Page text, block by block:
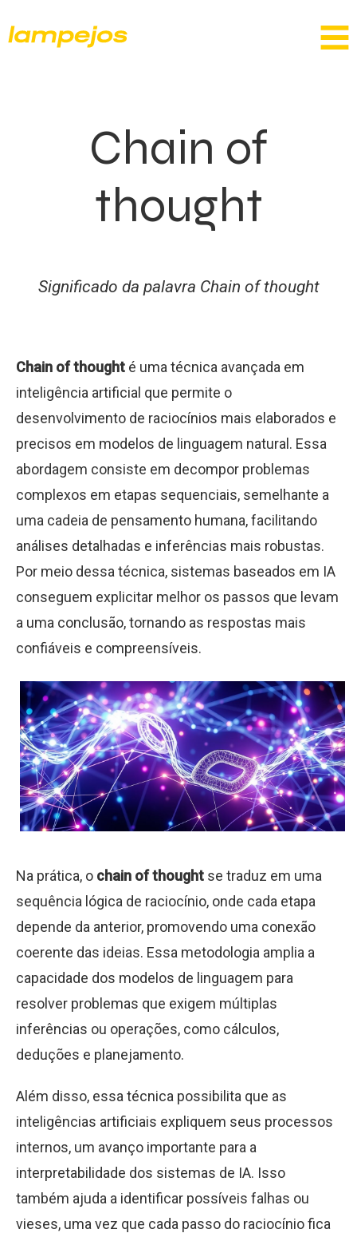
Chain of
thought
Significado da palavra Chain of thought
Chain of thought é uma técnica avançada em
inteligência artificial que permite o
desenvolvimento de raciocínios mais elaborados e
precisos em modelos de linguagem natural. Essa
abordagem consiste em decompor problemas
complexos em etapas sequenciais, semelhante a
uma cadeia de pensamento humana, facilitando
análises detalhadas e inferências mais robustas.
Por meio dessa técnica, sistemas baseados em IA
conseguem explicitar melhor os passos que levam
a uma conclusão, tornando as respostas mais
confiáveis e compreensíveis.
Na prática, o chain of thought se traduz em uma
sequência lógica de raciocínio, onde cada etapa
depende da anterior, promovendo uma conexão
coerente das ideias. Essa metodologia amplia a
capacidade dos modelos de linguagem para
resolver problemas que exigem múltiplas
inferências ou operações, como cálculos,
deduções e planejamento.
Além disso, essa técnica possibilita que as
inteligências artificiais expliquem seus processos
internos, um avanço importante para a
interpretabilidade dos sistemas de IA. Isso
também ajuda a identificar possíveis falhas ou
vieses, uma vez que cada passo do raciocínio fica